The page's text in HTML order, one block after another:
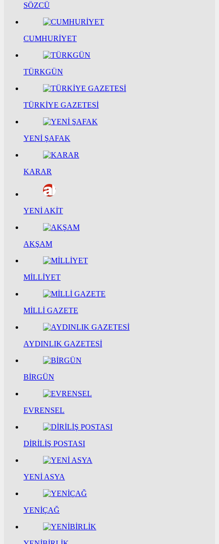
SÖZCÜ
CUMHURİYET
TÜRKGÜN
TÜRKİYE GAZETESİ
YENİ ŞAFAK
KARAR
YENİ AKİT
AKŞAM
MİLLİYET
MİLLİ GAZETE
AYDINLIK GAZETESİ
BİRGÜN
EVRENSEL
DİRİLİŞ POSTASI
YENİ ASYA
YENİÇAĞ